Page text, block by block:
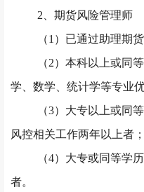
2、期货风险管理师
（1）已通过助理期
（2）本科以上或同
学、数学、统计学等专业
（3）大专以上或同
风控相关工作两年以上者；
（4）大专或同等学
者。